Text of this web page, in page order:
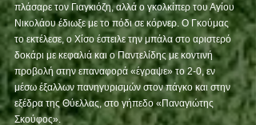
πλάσαρε τον Γιαγκιόζη, αλλά ο γκολκίπερ του Αγίου
Νικολάου έδιωξε με το πόδι σε κόρνερ. Ο Γκούμας
το εκτέλεσε, ο Χίσο έστειλε την μπάλα στο αριστερό
δοκάρι με κεφαλιά και ο Παντελίδης με κοντινή
προβολή στην επαναφορά «έγραψε» το 2-0, εν
μέσω έξαλλων πανηγυρισμών στον πάγκο και στην
εξέδρα της Θύελλας, στο γήπεδο «Παναγιώτης
Σκούφος».